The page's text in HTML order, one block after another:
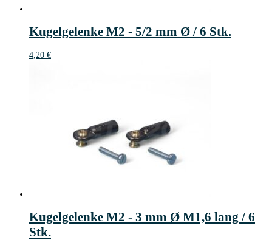
Kugelgelenke M2 - 5/2 mm Ø / 6 Stk.
4,20 €
Kugelgelenke M2 - 3 mm Ø M1,6 lang / 6
Stk.